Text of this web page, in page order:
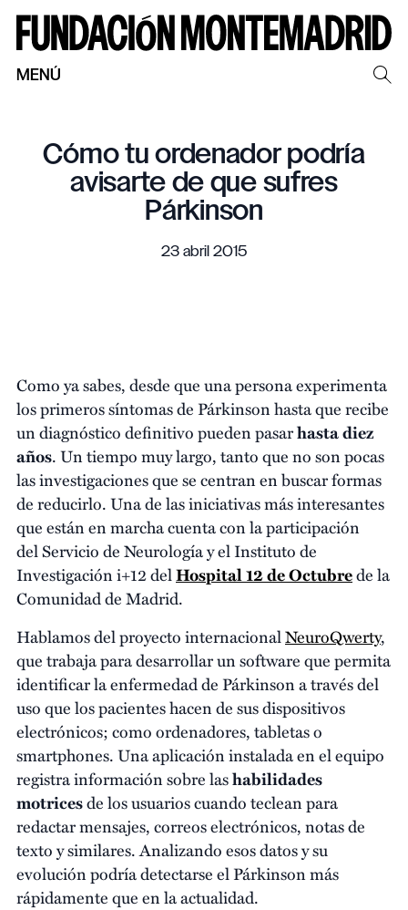
MENÚ
Cómo tu ordenador podría
avisarte de que sufres
Párkinson
23 abril 2015
Como ya sabes, desde que una persona experimenta
los primeros síntomas de Párkinson hasta que recibe
un diagnóstico definitivo pueden pasarhasta diez
años. Un tiempo muy largo, tanto que no son pocas
las investigaciones que se centran en buscar formas
de reducirlo. Una de las iniciativas más interesantes
que están en marcha cuenta con la participación
del Servicio de Neurología y el Instituto de
Investigación i+12 delHospital 12 de Octubrede la
Comunidad de Madrid.
Hablamos del proyecto internacionalNeuroQwerty,
que trabaja para desarrollar un software que permita
identificar la enfermedad de Párkinson a través del
uso que los pacientes hacen de sus dispositivos
electrónicos; como ordenadores, tabletas o
smartphones. Una aplicación instalada en el equipo
registra información sobre lashabilidades
motricesde los usuarios cuando teclean para
redactar mensajes, correos electrónicos, notas de
texto y similares. Analizando esos datos y su
evolución podría detectarse el Párkinson más
rápidamente que en la actualidad.